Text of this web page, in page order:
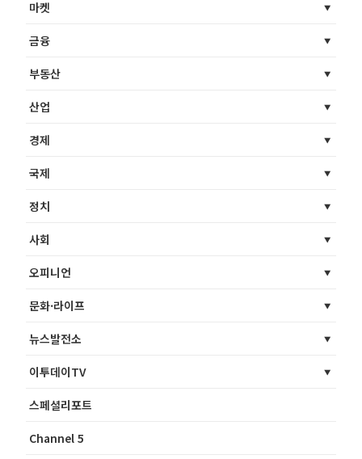
마켓
금융
부동산
산업
경제
국제
정치
사회
오피니언
문화·라이프
뉴스발전소
이투데이TV
스페셜리포트
Channel 5